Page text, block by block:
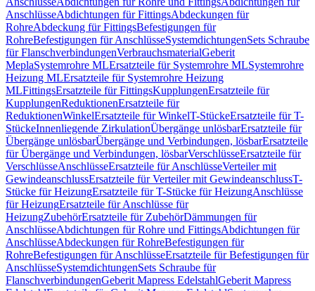
AnschlüsseAbdichtungen für FittingsAbdeckungen für
RohreAbdeckung für FittingsBefestigungen für
RohreBefestigungen für AnschlüsseSystemdichtungenSets Schraube
für FlanschverbindungenVerbrauchsmaterialGeberit
MeplaSystemrohre MLErsatzteile für Systemrohre MLSystemrohre
Heizung MLErsatzteile für Systemrohre Heizung
MLFittingsErsatzteile für FittingsKupplungenErsatzteile für
KupplungenReduktionenErsatzteile für
ReduktionenWinkelErsatzteile für WinkelT-StückeErsatzteile für T-
StückeInnenliegende ZirkulationÜbergänge unlösbarErsatzteile für
Übergänge unlösbarÜbergänge und Verbindungen, lösbarErsatzteile
für Übergänge und Verbindungen, lösbarVerschlüsseErsatzteile für
VerschlüsseAnschlüsseErsatzteile für AnschlüsseVerteiler mit
GewindeanschlussErsatzteile für Verteiler mit GewindeanschlussT-
Stücke für HeizungErsatzteile für T-Stücke für HeizungAnschlüsse
für HeizungErsatzteile für Anschlüsse für
HeizungZubehörErsatzteile für ZubehörDämmungen für
AnschlüsseAbdichtungen für Rohre und FittingsAbdichtungen für
AnschlüsseAbdeckungen für RohreBefestigungen für
RohreBefestigungen für AnschlüsseErsatzteile für Befestigungen für
AnschlüsseSystemdichtungenSets Schraube für
FlanschverbindungenGeberit Mapress EdelstahlGeberit Mapress